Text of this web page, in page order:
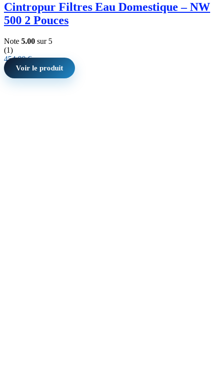
Cintropur Filtres Eau Domestique – NW
500 2 Pouces
Note 5.00 sur 5
(1)
454,00€
Voir le produit